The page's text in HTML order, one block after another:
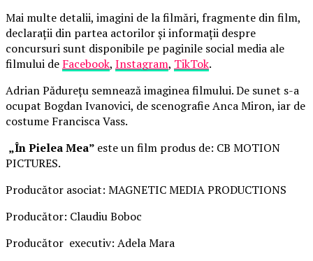
Mai multe detalii, imagini de la filmări, fragmente din film,
declarații din partea actorilor și informații despre
concursuri sunt disponibile pe paginile social media ale
filmului de Facebook, Instagram, TikTok.
Adrian Pădurețu semnează imaginea filmului. De sunet s-a
ocupat Bogdan Ivanovici, de scenografie Anca Miron, iar de
costume Francisca Vass.
„În Pielea Mea” este un film produs de: CB MOTION
PICTURES.
Producător asociat: MAGNETIC MEDIA PRODUCTIONS
Producător: Claudiu Boboc
Producător executiv: Adela Mara